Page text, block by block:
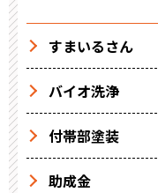
すまいるさん
バイオ洗浄
付帯部塗装
助成金